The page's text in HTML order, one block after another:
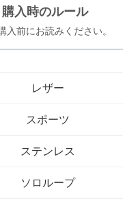
購入時のルール
入前にお読みください。
レザー
スポーツ
ステンレス
ソロループ